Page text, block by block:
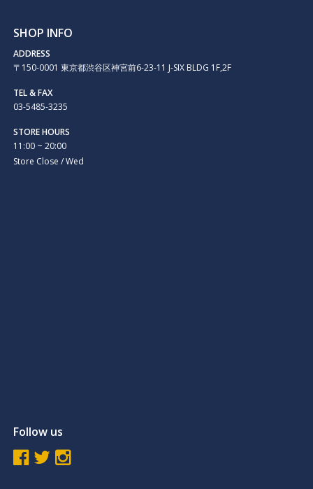
SHOP INFO
ADDRESS
〒150-0001 東京都渋谷区神宮前6-23-11 J-SIX BLDG 1F,2F
TEL & FAX
03-5485-3235
STORE HOURS
11:00 ~ 20:00
Store Close / Wed
Follow us